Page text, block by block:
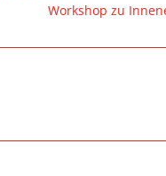
Workshop zu